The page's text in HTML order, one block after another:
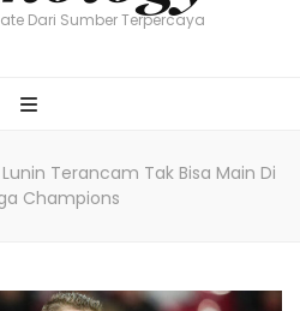
Dari Sumber Terpercaya
Terancam Tak Bisa Main Di
Champions